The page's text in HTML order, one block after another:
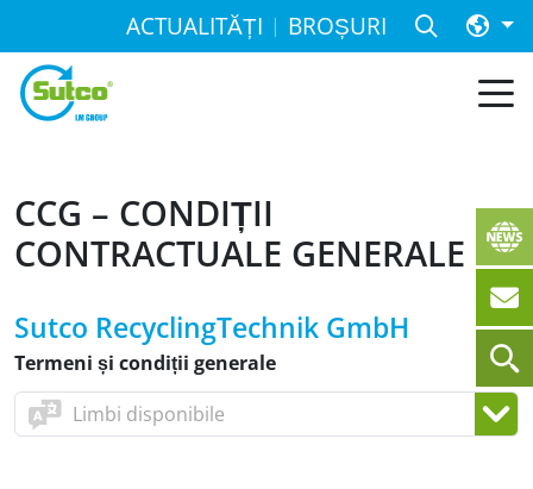
ACTUALITĂȚI BROȘURI
CCG – CONDIȚII
CONTRACTUALE GENERALE
Sutco RecyclingTechnik GmbH
Termeni și condiții generale